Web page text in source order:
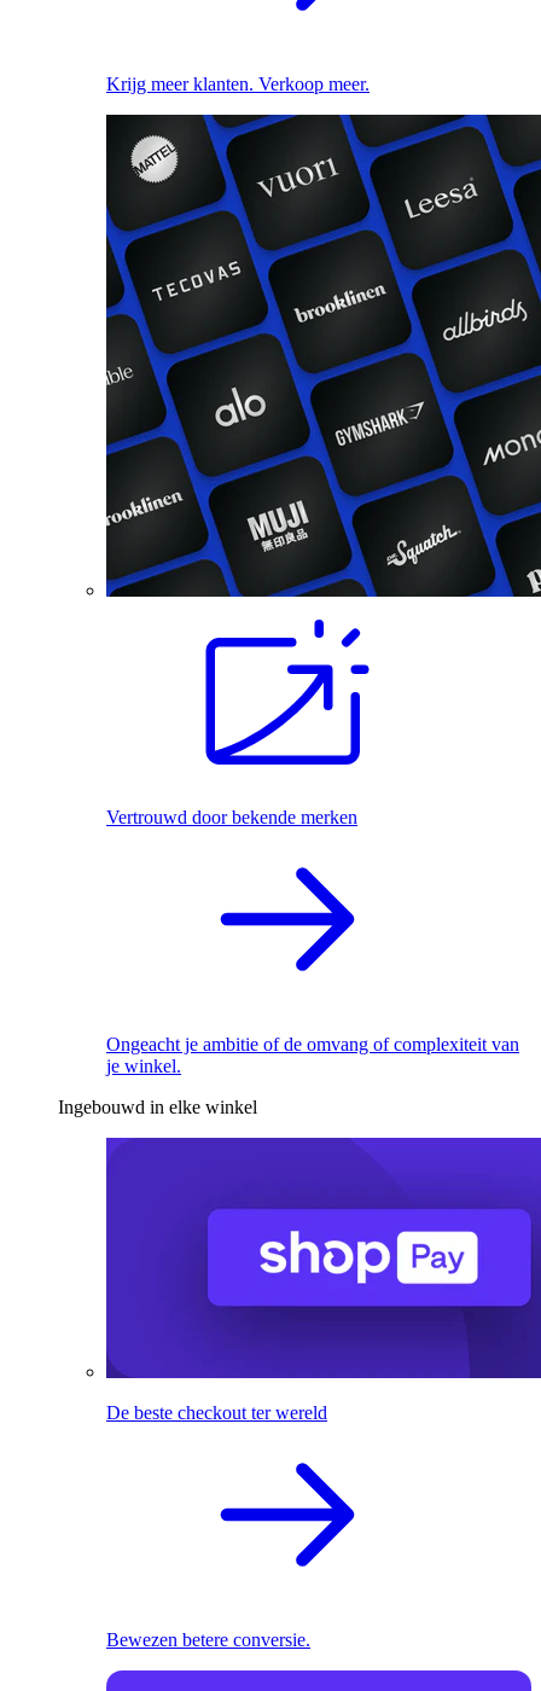
Krijg meer klanten. Verkoop meer.
Vertrouwd door bekende merken
Ongeacht je ambitie of de omvang of complexiteit van
je winkel.
Ingebouwd in elke winkel
De beste checkout ter wereld
Bewezen betere conversie.